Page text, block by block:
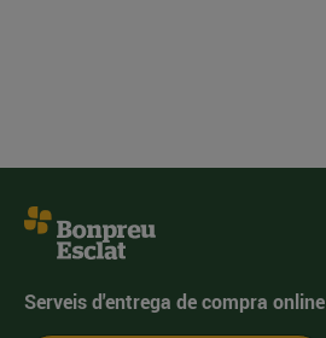
Serveis d'entrega de compra online